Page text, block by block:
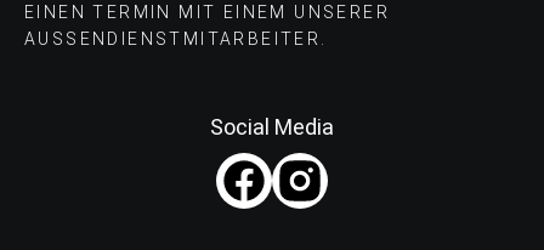
EINEN TERMIN MIT EINEM UNSERER
AUSSENDIENSTMITARBEITER.
Social Media